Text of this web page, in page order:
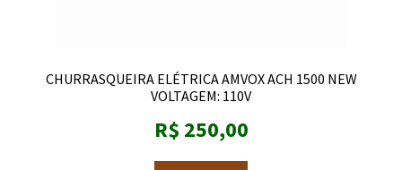
CHURRASQUEIRA ELÉTRICA AMVOX ACH 1500 NEW
VOLTAGEM: 110V
R$ 250,00